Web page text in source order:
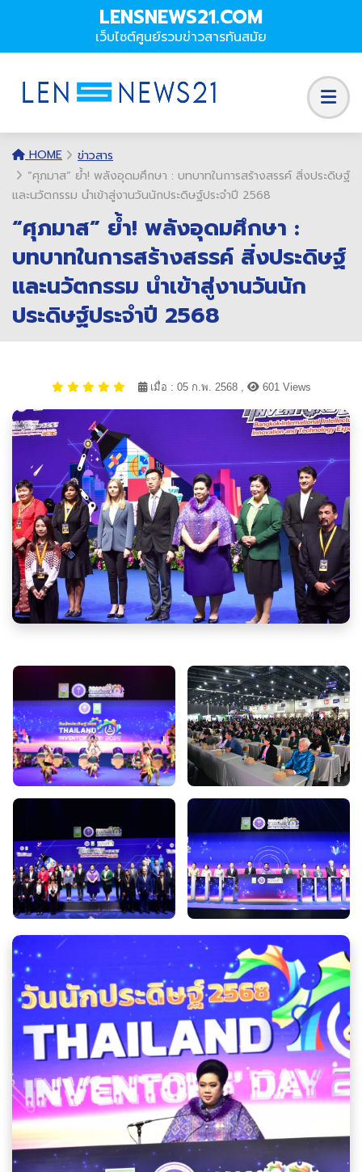
LENSNEWS21.COM
เว็บไซต์ศูนย์รวมข่าวสารทันสมัย
HOME
ข่าวสาร
“ศุภมาส” ย้ำ! พลังอุดมศึกษา : บทบาทในการสร้างสรรค์ สิ่งประดิษฐ์
และนวัตกรรม นำเข้าสู่งานวันนักประดิษฐ์ประจำปี 2568
“ศุภมาส” ย้ำ! พลังอุดมศึกษา :
บทบาทในการสร้างสรรค์ สิ่งประดิษฐ์
และนวัตกรรม นำเข้าสู่งานวันนัก
ประดิษฐ์ประจำปี 2568
เมื่อ : 05 ก.พ. 2568 , 601 Views